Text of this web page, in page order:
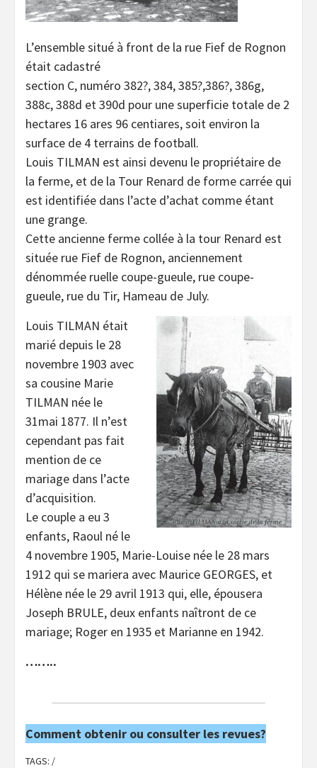
L’ensemble situé à front de la rue Fief de Rognon
était cadastré
section C, numéro 382?, 384, 385?,386?, 386g,
388c, 388d et 390d pour une superficie totale de 2
hectares 16 ares 96 centiares, soit environ la
surface de 4 terrains de football.
Louis TILMAN est ainsi devenu le propriétaire de
la ferme, et de la Tour Renard de forme carrée qui
est identifiée dans l’acte d’achat comme étant
une grange.
Cette ancienne ferme collée à la tour Renard est
située rue Fief de Rognon, anciennement
dénommée ruelle coupe-gueule, rue coupe-
gueule, rue du Tir, Hameau de July.
Louis TILMAN était
marié depuis le 28
novembre 1903 avec
sa cousine Marie
TILMAN née le
31mai 1877. Il n’est
cependant pas fait
mention de ce
mariage dans l’acte
d’acquisition.
Le couple a eu 3
enfants, Raoul né le
4 novembre 1905, Marie-Louise née le 28 mars
1912 qui se mariera avec Maurice GEORGES, et
Hélène née le 29 avril 1913 qui, elle, épousera
Joseph BRULE, deux enfants naîtront de ce
mariage; Roger en 1935 et Marianne en 1942.
……..
Comment obtenir ou consulter les revues?
TAGS: /